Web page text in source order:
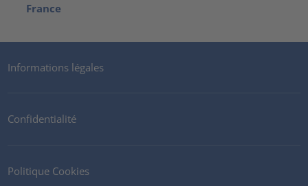
France
Informations légales
Confidentialité
Politique Cookies